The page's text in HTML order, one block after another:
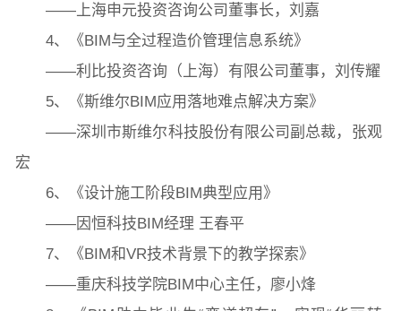
学术动态 科研平台 科研办事流程
创业就业 奖助学金
常用办公电话 办事流程 材料下载
——上海申元投资咨询公司董事长，刘嘉
4、《BIM与全过程造价管理信息系统》
——利比投资咨询（上海）有限公司董事，刘传耀
5、《斯维尔BIM应用落地难点解决方案》
——深圳市斯维尔科技股份有限公司副总裁，张观
宏
6、《设计施工阶段BIM典型应用》
——因恒科技BIM经理 王春平
7、《BIM和VR技术背景下的教学探索》
——重庆科技学院BIM中心主任，廖小烽